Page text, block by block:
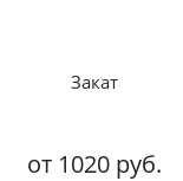
Закат
от 1020 руб.